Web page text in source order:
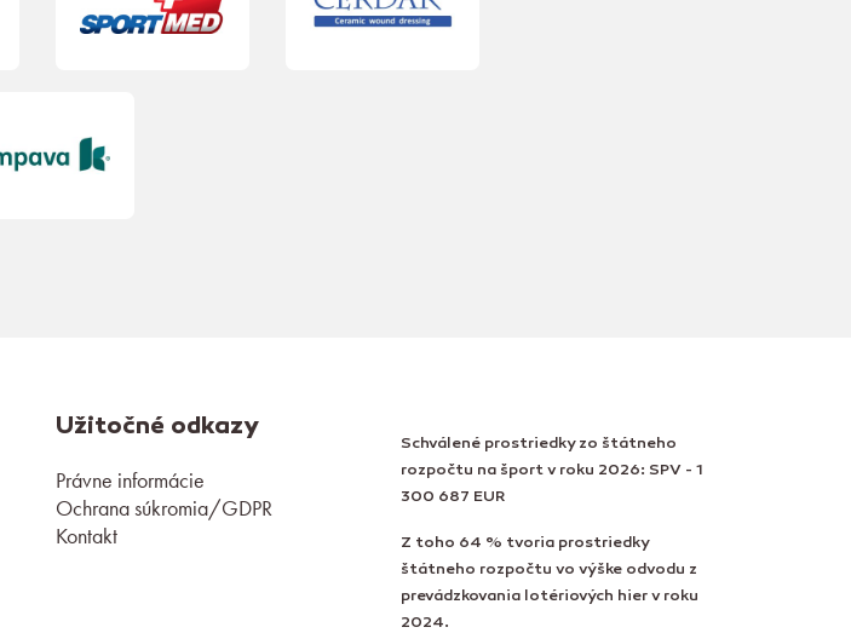
Užitočné odkazy
Právne informácie
Ochrana súkromia/GDPR
Kontakt
Schválené prostriedky zo štátneho
rozpočtu na šport v roku 2026: SPV - 1
300 687 EUR
Z toho 64 % tvoria prostriedky
štátneho rozpočtu vo výške odvodu z
prevádzkovania lotériových hier v roku
2024.